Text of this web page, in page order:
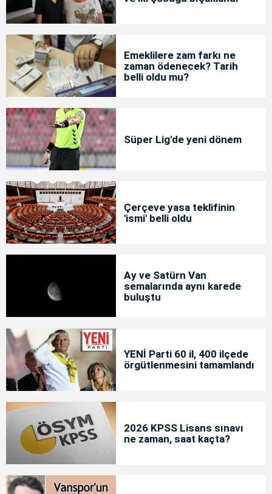
Emeklilere zam farkı ne
zaman ödenecek? Tarih
belli oldu mu?
Süper Lig'de yeni dönem
Çerçeve yasa teklifinin
'ismi' belli oldu
Ay ve Satürn Van
semalarında aynı karede
buluştu
YENİ Parti 60 il, 400 ilçede
örgütlenmesini tamamlandı
2026 KPSS Lisans sınavı
ne zaman, saat kaçta?